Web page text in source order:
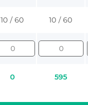
10 / 60 10 / 60
0 595